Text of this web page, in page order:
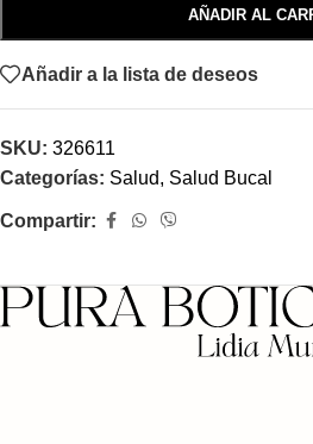
AÑADIR AL
Añadir a la lista de deseos
SKU: 326611
Categorías: Salud, Salud Bucal
Compartir: